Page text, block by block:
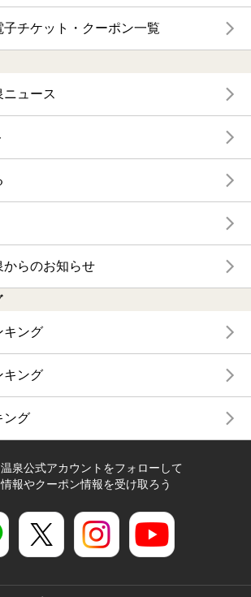
チケット・クーポン一覧
ニュース
からのお知らせ
キング
キング
ング
泉公式アカウントをフォローして
報やクーポン情報を受け取ろう